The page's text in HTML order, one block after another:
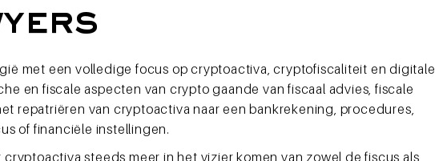
met een volledige focus op cryptoactiva, cryptofiscaliteit en digitale
en fiscale aspecten van crypto gaande van fiscaal advies, fiscale
repatriëren van cryptoactiva naar een bankrekening, procedures,
of financiële instellingen.
steeds meer in het vizier komen van zowel de fiscus als